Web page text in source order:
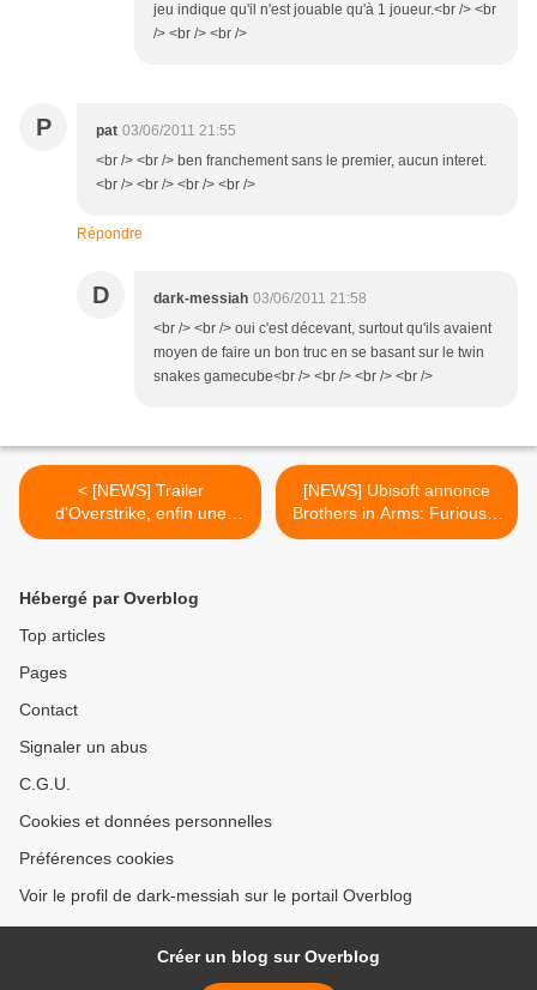
jeu indique qu'il n'est jouable qu'à 1 joueur.<br /> <br
/> <br /> <br />
P pat 03/06/2011 21:55
<br /> <br /> ben franchement sans le premier, aucun interet.
<br /> <br /> <br /> <br />
Répondre
D dark-messiah 03/06/2011 21:58
<br /> <br /> oui c'est décevant, surtout qu'ils avaient
moyen de faire un bon truc en se basant sur le twin
snakes gamecube<br /> <br /> <br /> <br />
< [NEWS] Trailer
d'Overstrike, enfin une
nouvelle franchise !
[NEWS] Ubisoft annonce
Brothers in Arms: Furious 4
>
Hébergé par Overblog
Top articles
Pages
Contact
Signaler un abus
C.G.U.
Cookies et données personnelles
Préférences cookies
Voir le profil de dark-messiah sur le portail Overblog
Créer un blog sur Overblog